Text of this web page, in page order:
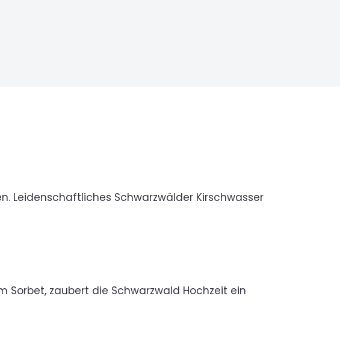
Leidenschaftliches Schwarzwälder Kirschwasser
Sorbet, zaubert die Schwarzwald Hochzeit ein